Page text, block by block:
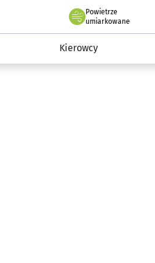
Powietrze
we Wrocławiu
umiarkowane
Kierowcy